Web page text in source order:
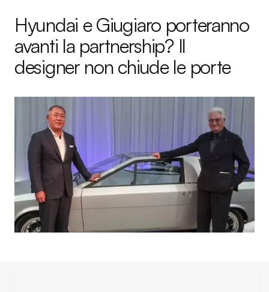
Hyundai e Giugiaro porteranno
avanti la partnership? Il
designer non chiude le porte